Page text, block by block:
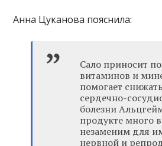
Анна Цуканова пояснила:
Сало приносит
витаминов и
помогает
сердечно-
болезни
продукте много
незаменим для
нервной и